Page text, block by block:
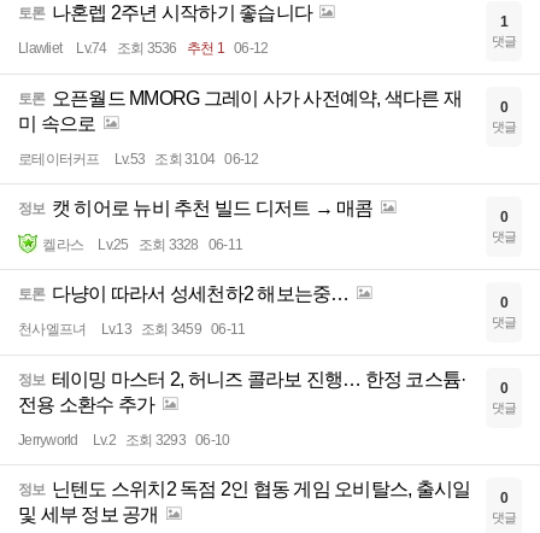
토론 나혼렙 2주년 시작하기 좋습니다
Llawliet Lv.74 조회 3536 추천 1 06-12
1
댓글
토론 오픈월드 MMORG 그레이 사가 사전예약, 색다른 재
미 속으로
로테이터커프 Lv.53 조회 3104 06-12
0
댓글
정보 캣 히어로 뉴비 추천 빌드 디저트 → 매콤
켈라스 Lv.25 조회 3328 06-11
0
댓글
토론 다냥이 따라서 성세천하2 해보는중…
천사엘프녀 Lv.13 조회 3459 06-11
0
댓글
정보 테이밍 마스터 2, 허니즈 콜라보 진행… 한정 코스튬·
전용 소환수 추가
Jerryworld Lv.2 조회 3293 06-10
0
댓글
정보 닌텐도 스위치2 독점 2인 협동 게임 오비탈스, 출시일
및 세부 정보 공개
0
댓글